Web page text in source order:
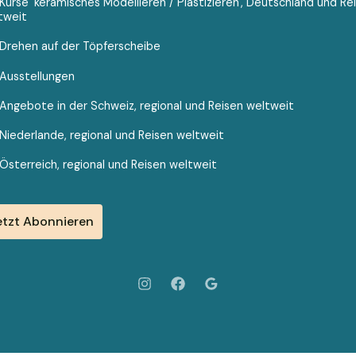
auf der Töpferscheibe
in der Schweiz, regional und Reisen weltweit
regional und Reisen weltweit
regional und Reisen weltweit